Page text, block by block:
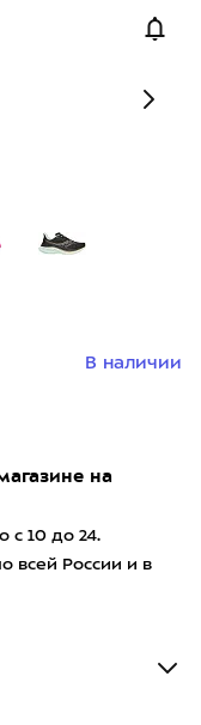
на
с 10 до 24.
всей России и в
В наличии